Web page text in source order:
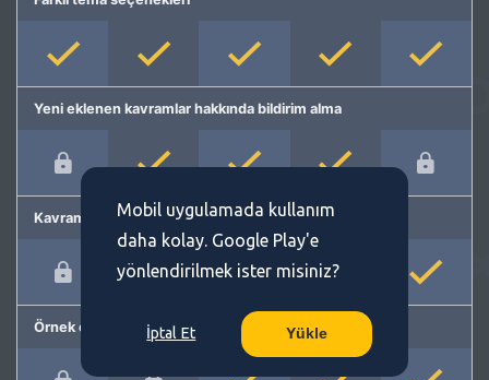
Yeni eklenen kavramlar hakkında bildirim alma
Kavram önerme
Örnek cümleler
Mobil uygulamada kullanım
daha kolay. Google Play'e
yönlendirilmek ister misiniz?
İptal Et Yükle